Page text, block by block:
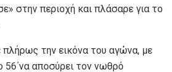
στην περιοχή και πλάσαρε για το
την εικόνα του αγώνα, με
56΄να αποσύρει τον νωθρό